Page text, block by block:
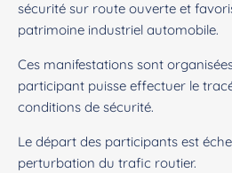
sécurité sur route ouverte et
patrimoine industriel automobile.
Ces manifestations sont
participant puisse effectuer le
conditions de sécurité.
Le départ des participants est
perturbation du trafic routier.